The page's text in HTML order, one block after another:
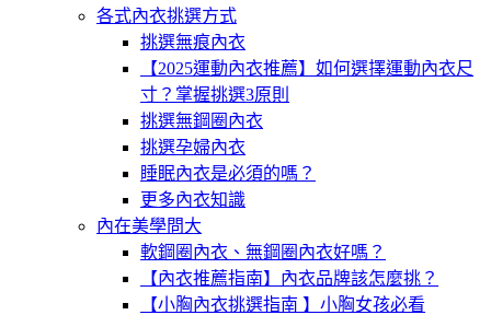
各式內衣挑選方式
挑選無痕內衣
【2025運動內衣推薦】如何選擇運動內衣尺
寸？掌握挑選3原則
挑選無鋼圈內衣
挑選孕婦內衣
睡眠內衣是必須的嗎？
更多內衣知識
內在美學問大
軟鋼圈內衣、無鋼圈內衣好嗎？
【內衣推薦指南】內衣品牌該怎麼挑？
【小胸內衣挑選指南 】小胸女孩必看